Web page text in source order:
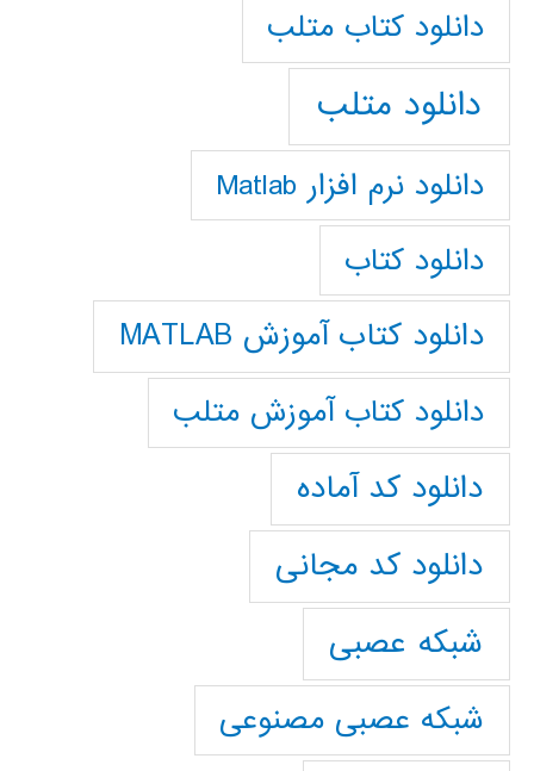
دانلود كتاب متلب
دانلود متلب
دانلود نرم افزار Matlab
دانلود کتاب
دانلود کتاب آموزش MATLAB
دانلود کتاب آموزش متلب
دانلود کد آماده
دانلود کد مجانی
شبکه عصبی
شبکه عصبی مصنوعی